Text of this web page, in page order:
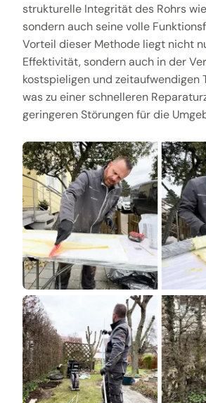
strukturelle Integrität des Rohrs
sondern auch seine volle
Vorteil dieser Methode liegt nicht
Effektivität, sondern auch in der
kostspieligen und zeitaufwendigen
was zu einer schnelleren
geringeren Störungen für die